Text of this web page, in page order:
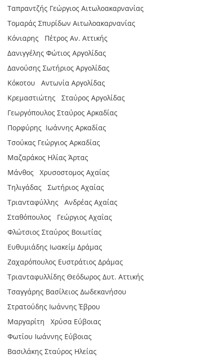
Ταπραντζής Γεώργιος Αιτωλοακαρνανίας
Τοµαράς Σπυρίδων Αιτωλοακαρνανίας
Κόνιαρης Πέτρος Αν. Αττικής
∆ανιγγέλης Φώτιος Αργολίδας
∆ανούσης Σωτήριος Αργολίδας
Κόκοτου Αντωνία Αργολίδας
Κρεµαστιώτης Σταύρος Αργολίδας
Γεωργόπουλος Σταύρος Αρκαδίας
Πορφύρης Ιωάννης Αρκαδίας
Τσούκας Γεώργιος Αρκαδίας
Μαζαράκος Ηλίας Άρτας
Μάνθος Χρυσοστοµος Αχαίας
Τηλιγάδας Σωτήριος Αχαίας
Τριανταφύλλης Ανδρέας Αχαίας
Σταθόπουλος Γεώργιος Αχαΐας
Φλώτσιος Σταύρος Βοιωτίας
Ευθυµιάδης Ιωακείµ ∆ράµας
Ζαχαρόπουλος Ευστράτιος ∆ράµας
Τριανταφυλλίδης Θεόδωρος ∆υτ. Αττικής
Τσαγγάρης Βασίλειος ∆ωδεκανήσου
Στρατούδης Ιωάννης Έβρου
Μαργαρίτη Χρύσα Εύβοιας
Φωτίου Ιωάννης Εύβοιας
Βασιλάκης Σταύρος Ηλείας